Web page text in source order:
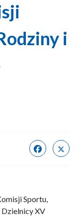
i
Sportu,
XV